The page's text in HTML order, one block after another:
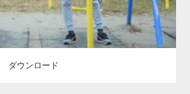
ダウンロード